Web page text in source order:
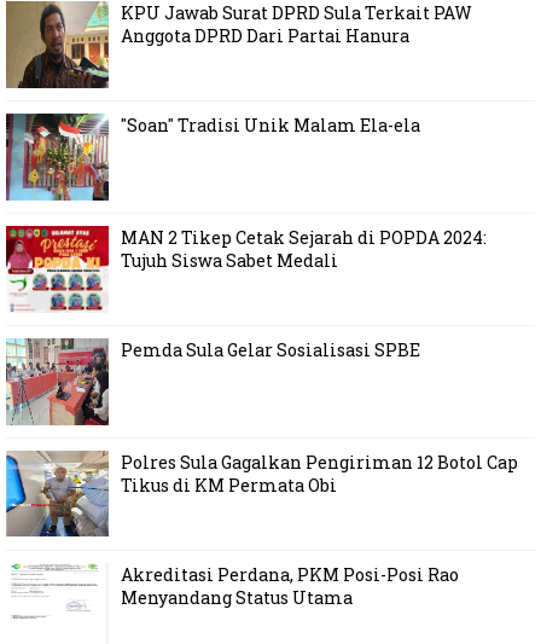
KPU Jawab Surat DPRD Sula Terkait PAW
Anggota DPRD Dari Partai Hanura
"Soan" Tradisi Unik Malam Ela-ela
MAN 2 Tikep Cetak Sejarah di POPDA 2024:
Tujuh Siswa Sabet Medali
Pemda Sula Gelar Sosialisasi SPBE
Polres Sula Gagalkan Pengiriman 12 Botol Cap
Tikus di KM Permata Obi
Akreditasi Perdana, PKM Posi-Posi Rao
Menyandang Status Utama